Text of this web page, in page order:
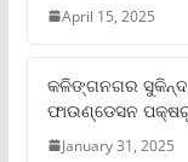
April 15, 2025
କଳିଙ୍ଗନଗର
ଫାଉଣ୍ଡେସନ
January 31, 2025